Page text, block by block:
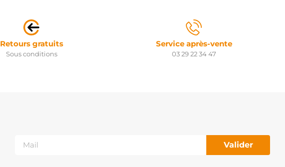
Retours gratuits
Sous conditions
Service après-vente
03 29 22 34 47
Valider